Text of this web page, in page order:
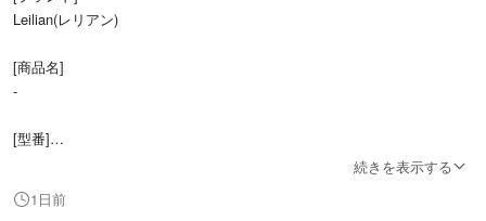
Leilian(レリアン)
[商品名]
-
[型番]
[男女別]
続きを表示する
1日前